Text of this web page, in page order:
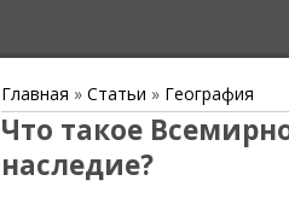
Главная » Статьи » География
Что такое
наследие?